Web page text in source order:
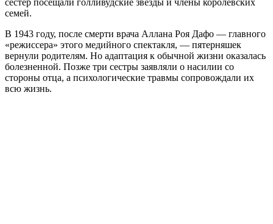
сестер посещали голливудские звезды и члены королевских
семей.
В 1943 году, после смерти врача Аллана Роя Дафо — главного
«режиссера» этого медийного спектакля, — пятерняшек
вернули родителям. Но адаптация к обычной жизни оказалась
болезненной. Позже три сестры заявляли о насилии со
стороны отца, а психологические травмы сопровождали их
всю жизнь.